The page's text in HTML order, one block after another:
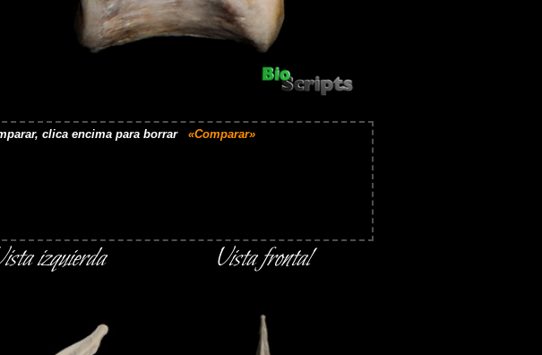
clica encima para borrar «Comparar»
izquierda Vista frontal